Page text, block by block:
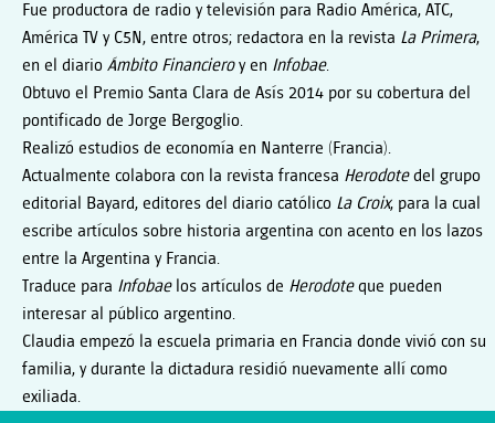
Fue productora de radio y televisión para Radio América, ATC,
América TV y C5N, entre otros; redactora en la revista La Primera,
en el diario Ámbito Financieroy en Infobae.
Obtuvo el Premio Santa Clara de Asís 2014 por su cobertura del
pontificado de Jorge Bergoglio.
Realizó estudios de economía en Nanterre (Francia).
Actualmente colabora con la revista francesa Herodotedel grupo
editorial Bayard, editores del diario católico La Croix, para la cual
escribe artículos sobre historia argentina con acento en los lazos
entre la Argentina y Francia.
Traduce para Infobaelos artículos de Herodoteque pueden
interesar al público argentino.
Claudia empezó la escuela primaria en Francia donde vivió con su
familia, y durante la dictadura residió nuevamente allí como
exiliada.